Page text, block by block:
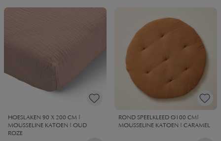
HOESLAKEN 90 X 200 CM |
MOUSSELINE KATOEN | OUD
ROZE
ROND SPEELKLEED Ø100 CM|
MOUSSELINE KATOEN | CARAMEL